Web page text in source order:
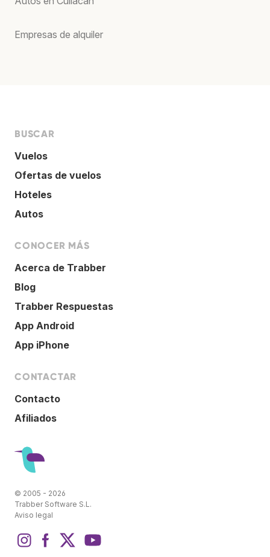
Empresas de alquiler
BUSCAR
Vuelos
Ofertas de vuelos
Hoteles
Autos
CONOCER MÁS
Acerca de Trabber
Blog
Trabber Respuestas
App Android
App iPhone
CONTACTAR
Contacto
Afiliados
© 2005 - 2026
Trabber Software S.L.
Aviso legal